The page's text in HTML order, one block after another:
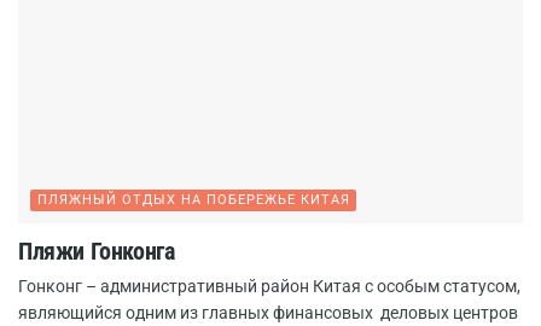
ПЛЯЖНЫЙ ОТДЫХ НА ПОБЕРЕЖЬЕ КИТАЯ
Пляжи Гонконга
Гонконг – административный район Китая с особым статусом,
являющийся одним из главных финансовых деловых центров